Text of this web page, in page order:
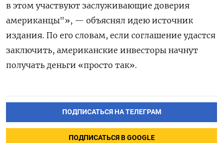
в этом участвуют заслуживающие доверия
американцы"», — объяснял идею источник
издания. По его словам, если соглашение удастся
заключить, американские инвесторы начнут
получать деньги «просто так».
ПОДПИСАТЬСЯ НА ТЕЛЕГРАМ
ПОДПИСАТЬСЯ В GOOGLE